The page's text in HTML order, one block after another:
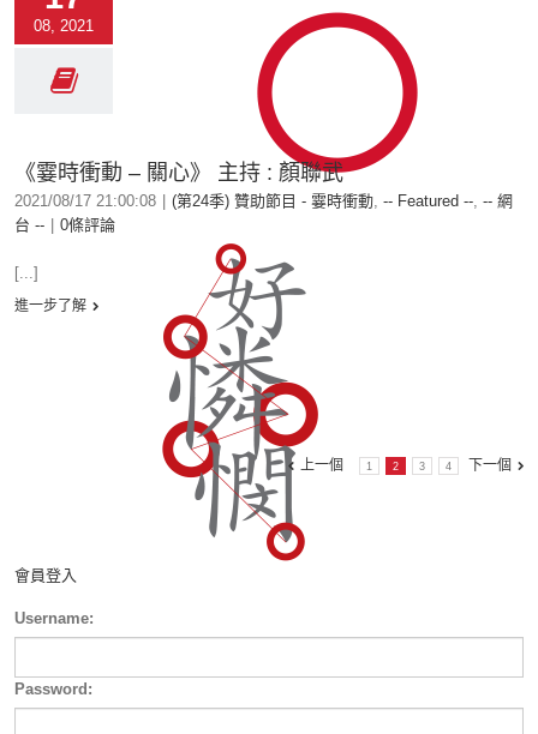
08, 2021
《霎時衝動 – 關心》 主持 : 顏聯武
2021/08/17 21:00:08 (第24季) 贊助節目 - 霎時衝動, -- Featured --, -- 網
台 --
0條評論
[...]
進一步了解
上一個 1 2 3 4 下一個
會員登入
Username:
Password: